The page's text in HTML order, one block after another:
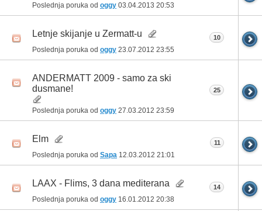
Poslednja poruka od oggy 03.04.2013 20:53
Letnje skijanje u Zermatt-u
Poslednja poruka od oggy 23.07.2012 23:55
10
ANDERMATT 2009 - samo za ski
dusmane!
Poslednja poruka od oggy 27.03.2012 23:59
25
Elm
Poslednja poruka od Sapa 12.03.2012 21:01
11
LAAX - Flims, 3 dana mediterana
Poslednja poruka od oggy 16.01.2012 20:38
14